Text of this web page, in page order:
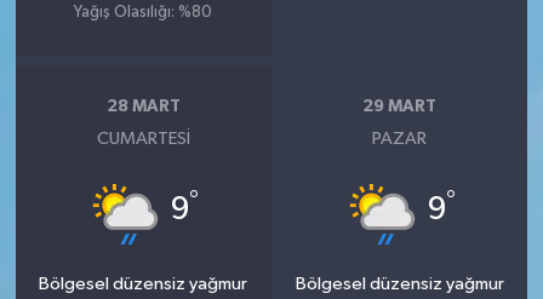
Yağış Olasılığı: %80
28 MART
CUMARTESI
9°
Bölgesel düzensiz yağmur
29 MART
PAZAR
9°
Bölgesel düzensiz yağmur